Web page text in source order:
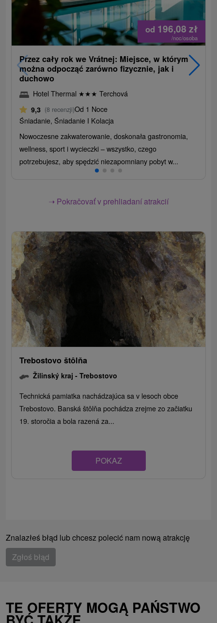
od 196,08zł
/noc/osoba
Przez cały rok we Vrátnej: Miejsce, w którym
można odpocząć zarówno fizycznie, jak i
duchowo
Hotel Thermal ★★★ Terchová
9,3 (8 recenzji)Od 1 Noce
Śniadanie, Śniadanie I Kolacja
Nowoczesne zakwaterowanie, doskonała gastronomia,
wellness, sport i wycieczki – wszystko, czego
potrzebujesz, aby spędzić niezapomniany pobyt w...
➝ Pokračovať v prehliadaní atrakcií
Trebostovo štôlňa
Žilinský kraj -Trebostovo
Technická pamiatka nachádzajúca sa v lesoch obce
Trebostovo. Banská štôlňa pochádza zrejme zo začiatku
19. storočia a bola razená za...
POKAZ
Znalazłeś błąd lub chcesz polecić nam nową atrakcję
Zgłoś błąd
TE OFERTY MOGĄ PAŃSTWO